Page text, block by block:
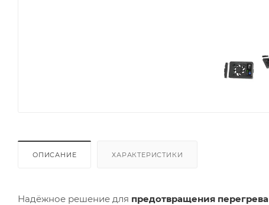
ОПИСАНИЕ ХАРАКТЕРИСТИКИ
Надёжное решение для предотвращения перегрева